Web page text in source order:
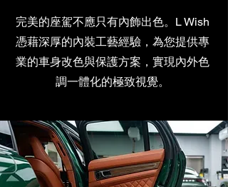
完美的座駕不應只有內飾出色。L Wish
憑藉深厚的內裝工藝經驗，為您提供專
業的車身改色與保護方案，實現內外色
調一體化的極致視覺。